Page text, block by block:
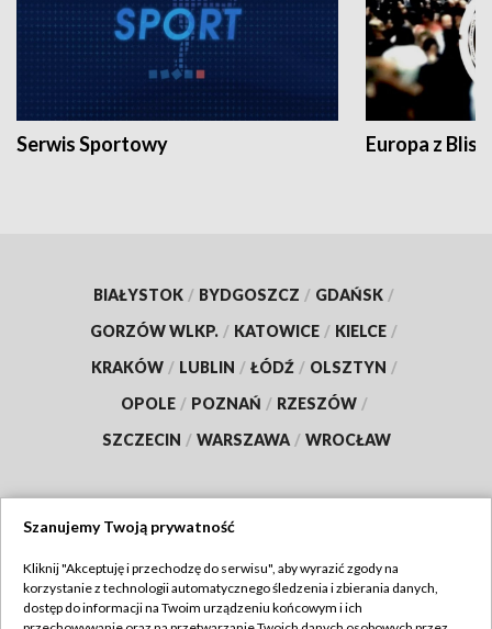
Serwis Sportowy Europa z
BIAŁYSTOK / BYDGOSZCZ / GDAŃSK /
GORZÓW WLKP. / KATOWICE / KIELCE /
KRAKÓW / LUBLIN / ŁÓDŹ / OLSZTYN /
OPOLE / POZNAŃ / RZESZÓW /
SZCZECIN / WARSZAWA / WROCŁAW
TVP
Szanujemy Twoją prywatność
Kliknij "Akceptuję i przechodzę do serwisu", aby wyrazić zgody na
korzystanie z technologii automatycznego śledzenia i zbierania danych,
dostęp do informacji na Twoim urządzeniu końcowym i ich